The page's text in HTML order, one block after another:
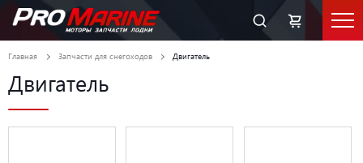
Главная Запчасти для снегоходов Двигатель
Двигатель